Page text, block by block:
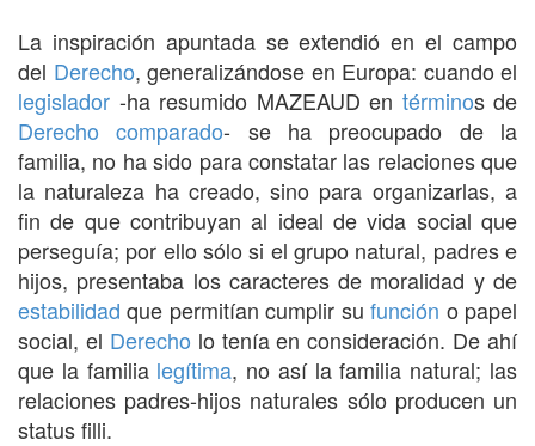
La inspiración apuntada se extendió en el campo
del Derecho, generalizándose en Europa: cuando el
legislador -ha resumido MAZEAUD en términos de
Derecho comparado- se ha preocupado de la
familia, no ha sido para constatar las relaciones que
la naturaleza ha creado, sino para organizarlas, a
fin de que contribuyan al ideal de vida social que
perseguía; por ello sólo si el grupo natural, padres e
hijos, presentaba los caracteres de moralidad y de
estabilidad que permitían cumplir sufunción o papel
social, el Derecho lo tenía en consideración. De ahí
que la familia legítima, no así la familia natural; las
relaciones padres-hijos naturales sólo producen un
status filli.